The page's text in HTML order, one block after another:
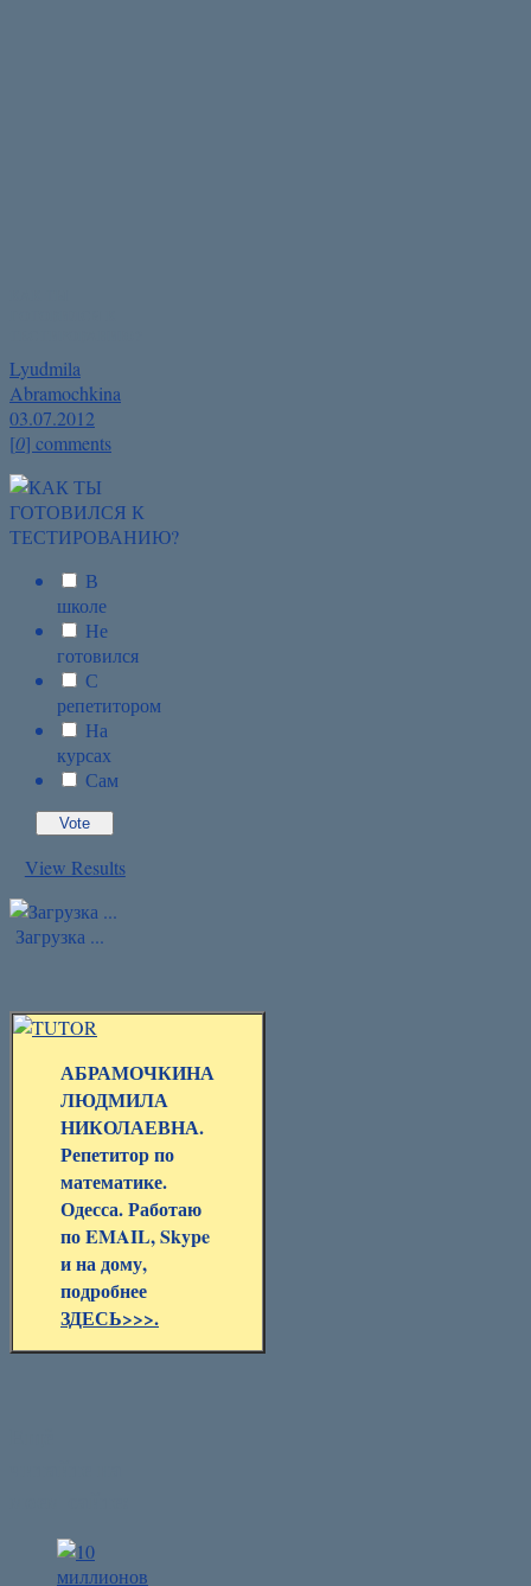
Lyudmila
Abramochkina
03.07.2012
[0] comments
В
школе
Не
готовился
С
репетитором
На
курсах
Сам
View Results
Загрузка ...
АБРАМОЧКИНА
ЛЮДМИЛА
НИКОЛАЕВНА.
Репетитор по
математике.
Одесса. Работаю
по EMAIL, Skype
и на дому,
подробнее
ЗДЕСЬ>>>.